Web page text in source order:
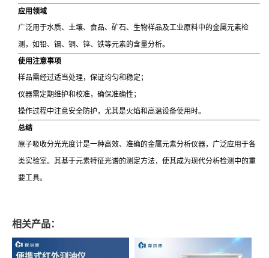
应用领域
广泛用于水质、土壤、食品、矿石、生物样品及工业原料中的金属元素检
测，如铅、镉、铜、锌、铁等元素的含量分析。
使用注意事项
样品需经过适当处理，保证均匀和稳定；
仪器需定期维护和校准，确保准确性；
操作过程中注意安全防护，尤其是火焰和高温设备使用时。
总结
原子吸收分光光度计是一种高效、准确的金属元素分析仪器，广泛应用于各
类实验室。其基于元素特征光谱的测定方法，使其成为现代分析检测中的重
要工具。
相关产品：